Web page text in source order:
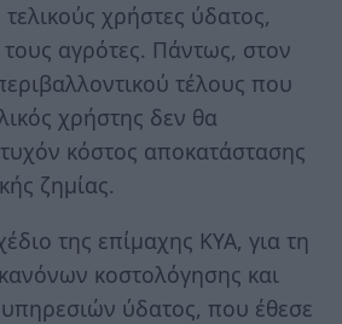
χρήστες ύδατος,
αγρότες. Πάντως, στον
τέλους που
χρήστης δεν θα
κόστος αποκατάστασης
ζημίας.
της επίμαχης ΚΥΑ, για τη
κοστολόγησης και
ύδατος, που έθεσε